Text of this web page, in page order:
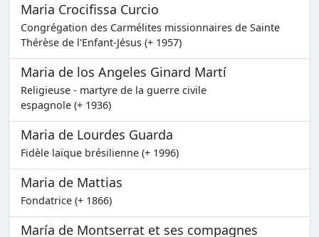
Maria Crocifissa Curcio
Congrégation des Carmélites missionnaires de Sainte
Thérèse de l'Enfant-Jésus (+ 1957)
Maria de los Angeles Ginard Martí
Religieuse - martyre de la guerre civile
espagnole (+ 1936)
Maria de Lourdes Guarda
Fidèle laïque brésilienne (+ 1996)
Maria de Mattias
Fondatrice (+ 1866)
María de Montserrat et ses compagnes